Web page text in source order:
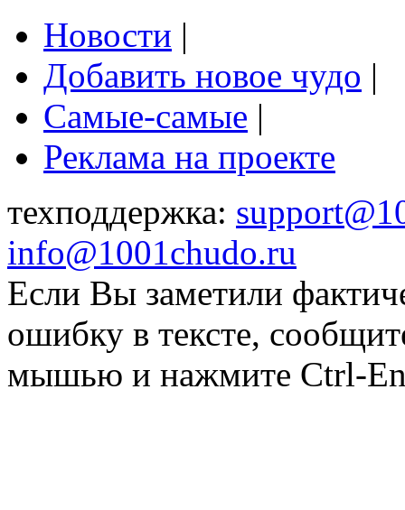
Новости |
Добавить новое чудо |
Самые-самые |
Реклама на проекте
техподдержка:
info@1001chudo.ru
Если Вы заметили
ошибку в тексте,
мышью и нажмите Ctrl-